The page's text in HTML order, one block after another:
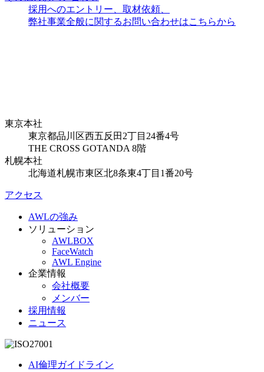
採用へのエントリー、取材依頼、
弊社事業全般に関するお問い合わせはこちらから
東京本社
東京都品川区西五反田2丁目24番4号
THE CROSS GOTANDA 8階
札幌本社
北海道札幌市東区北8条東4丁目1番20号
アクセス
AWLの強み
ソリューション
AWLBOX
FaceWatch
AWL Engine
企業情報
会社概要
メンバー
採用情報
ニュース
AI倫理ガイドライン